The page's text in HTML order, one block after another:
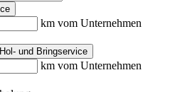
km vom Unternehmen
Hol- und Bringservice
km vom Unternehmen